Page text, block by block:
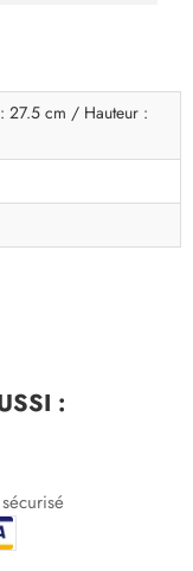
27.5 cm / Hauteur :
: